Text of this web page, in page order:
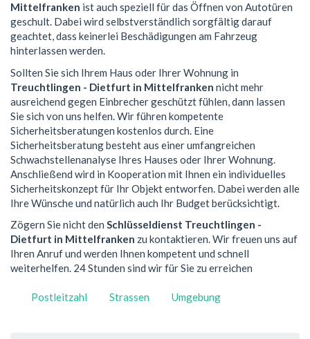
Mittelfranken ist auch speziell für das Öffnen von Autotüren
geschult. Dabei wird selbstverständlich sorgfältig darauf
geachtet, dass keinerlei Beschädigungen am Fahrzeug
hinterlassen werden.
Sollten Sie sich Ihrem Haus oder Ihrer Wohnung in
Treuchtlingen - Dietfurt in Mittelfranken nicht mehr
ausreichend gegen Einbrecher geschützt fühlen, dann lassen
Sie sich von uns helfen. Wir führen kompetente
Sicherheitsberatungen kostenlos durch. Eine
Sicherheitsberatung besteht aus einer umfangreichen
Schwachstellenanalyse Ihres Hauses oder Ihrer Wohnung.
Anschließend wird in Kooperation mit Ihnen ein individuelles
Sicherheitskonzept für Ihr Objekt entworfen. Dabei werden alle
Ihre Wünsche und natürlich auch Ihr Budget berücksichtigt.
Zögern Sie nicht den Schlüsseldienst Treuchtlingen -
Dietfurt in Mittelfranken zu kontaktieren. Wir freuen uns auf
Ihren Anruf und werden Ihnen kompetent und schnell
weiterhelfen. 24 Stunden sind wir für Sie zu erreichen
Postleitzahl Strassen Umgebung